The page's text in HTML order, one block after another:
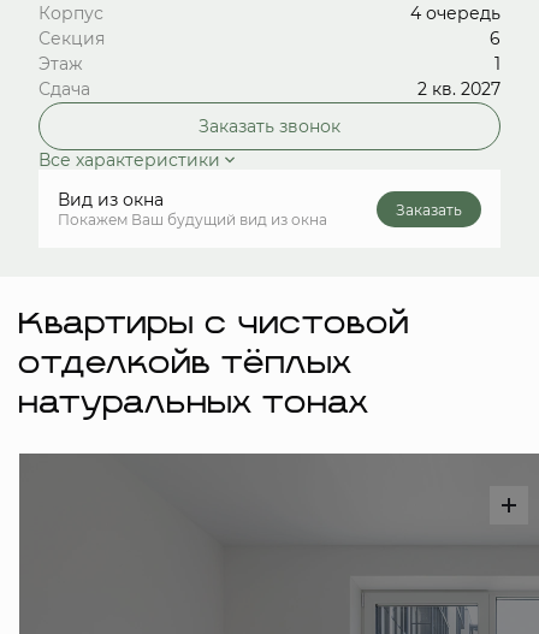
Корпус
4 очередь
Секция
6
Этаж
1
Сдача
2 кв. 2027
Заказать звонок
Все характеристики
Вид из окна
Покажем Ваш будущий вид из окна
Заказать
Квартиры с чистовой
отделкойв тёплых
натуральных тонах